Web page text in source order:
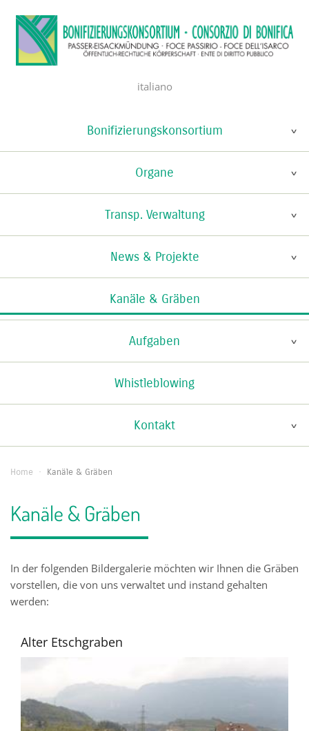
italiano
Bonifizierungskonsortium
Organe
Transp. Verwaltung
News & Projekte
Kanäle & Gräben
Aufgaben
Whistleblowing
Kontakt
Home · Kanäle & Gräben
Kanäle & Gräben
In der folgenden Bildergalerie möchten wir Ihnen die Gräben
vorstellen, die von uns verwaltet und instand gehalten
werden:
Alter Etschgraben